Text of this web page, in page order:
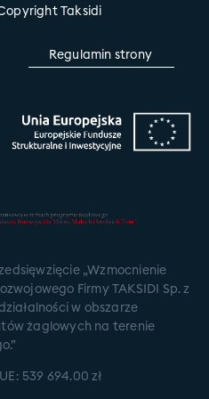
Taksidi
Regulamin strony
„Wzmocnienie
Firmy TAKSIDI Sp. z
w obszarze
żaglowych na terenie
539 694.00 zł